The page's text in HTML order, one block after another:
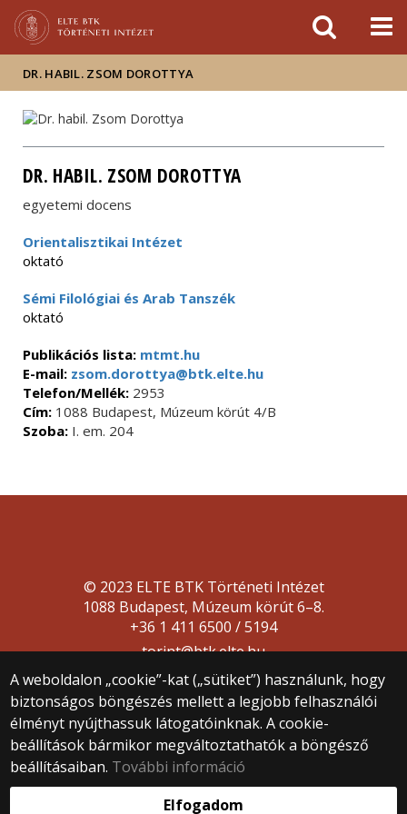
sajtóban
DR. HABIL. ZSOM DOROTTYA
DR. HABIL. ZSOM DOROTTYA
egyetemi docens
Orientalisztikai Intézet
oktató
Sémi Filológiai és Arab Tanszék
oktató
Publikációs lista: mtmt.hu
E-mail: zsom.dorottya@btk.elte.hu
Telefon/Mellék: 2953
Cím: 1088 Budapest, Múzeum körút 4/B
Szoba: I. em. 204
A weboldalon „cookie”-kat („sütiket”) használunk, hogy
biztonságos böngészés mellett a legjobb felhasználói
élményt nyújthassuk látogatóinknak. A cookie-
beállítások bármikor megváltoztathatók a böngésző
beállításaiban. További információ
Elfogadom
© 2023 ELTE BTK Történeti Intézet
1088 Budapest, Múzeum körút 6–8.
+36 1 411 6500 / 5194
torint@btk.elte.hu
Webfejlesztés: